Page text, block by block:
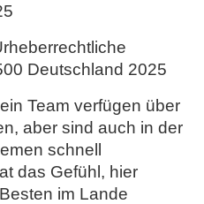
Deutschland 2025
Team verfügen über
aber sind auch in der
schnell
das Gefühl, hier
im Lande